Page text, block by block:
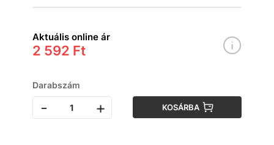
Aktuális online ár
2 592 Ft
Darabszám
- + KOSÁRBA